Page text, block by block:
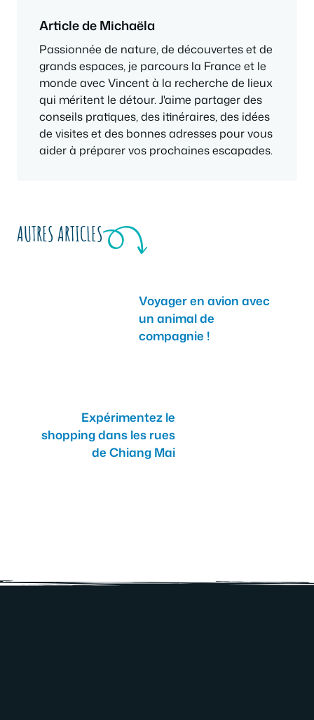
Article de Michaëla
Passionnée de nature, de découvertes et de
grands espaces, je parcours la France et le
monde avec Vincent à la recherche de lieux
qui méritent le détour. J'aime partager des
conseils pratiques, des itinéraires, des idées
de visites et des bonnes adresses pour vous
aider à préparer vos prochaines escapades.
AUTRES ARTICLES
Voyager en avion avec
un animal de
compagnie !
Expérimentez le
shopping dans les rues
de Chiang Mai